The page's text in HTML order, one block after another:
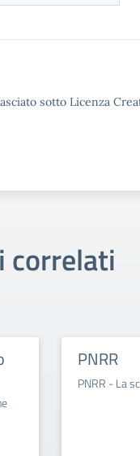
sotto Licenza
correlati
PNRR
PNRR - La